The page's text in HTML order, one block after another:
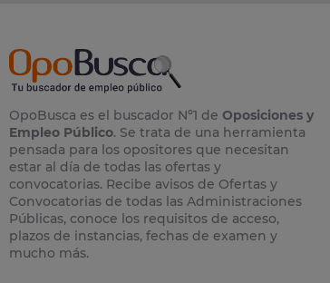
OpoBusca es el buscador Nº1 de Oposiciones y
Empleo Público. Se trata de una herramienta
pensada para los opositores que necesitan
estar al día de todas las ofertas y
convocatorias. Recibe avisos de Ofertas y
Convocatorias de todas las Administraciones
Públicas, conoce los requisitos de acceso,
plazos de instancias, fechas de examen y
mucho más.